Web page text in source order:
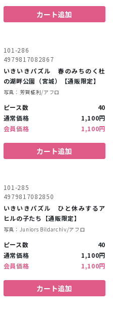
カート追加
101-286
4979817082867
いきいきパズル 春のみちのく杜
の湖畔公園（宮城）【通販限定】
写真：芳賀柾利/アフロ
ピース数
40
通常価格
1,100円
会員価格
1,100円
カート追加
101-285
4979817082850
いきいきパズル ひと休みするア
ヒルの子たち【通販限定】
写真：Juniors Bildarchiv/アフロ
ピース数
40
通常価格
1,100円
会員価格
1,100円
カート追加